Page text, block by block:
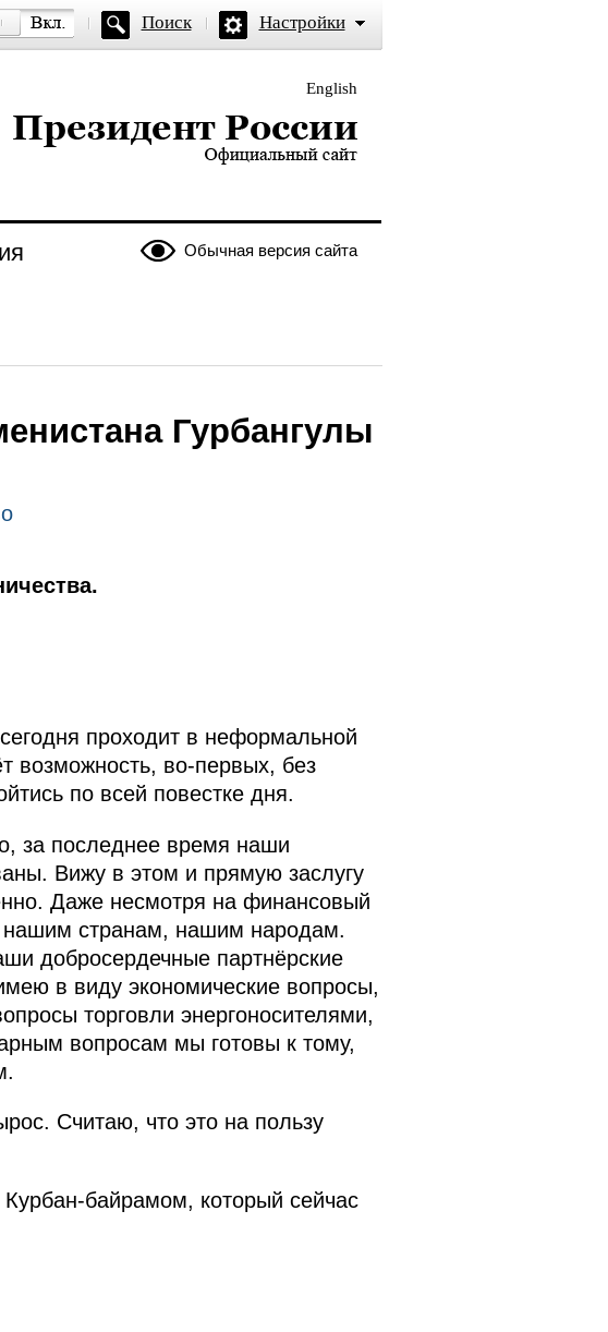
Поиск Настройки
English
России — официальный сайт
Обычная версия сайта
Гурбангулы
проходит в неформальной
возможность, во‑первых, без
по всей повестке дня.
за последнее время наши
Вижу в этом и прямую заслугу
Даже несмотря на финансовый
нашим странам, нашим народам.
добросердечные партнёрские
в виду экономические вопросы,
торговли энергоносителями,
вопросам мы готовы к тому,
Считаю, что это на пользу
байрамом, который сейчас